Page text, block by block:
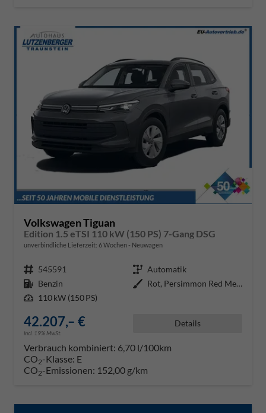
Volkswagen Tiguan
Edition 1.5 eTSI 110 kW (150 PS) 7-Gang DSG
unverbindliche Lieferzeit: 6 Wochen Neuwagen
Fahrzeugnr. 545591 Getriebe Automatik
Kraftstoff Benzin Außenfarbe
Rot, Persimmon Red Metallic (D3)
Leistung 110 kW (150 PS)
42.207,– €
incl. 19% MwSt.
Details
Verbrauch kombiniert: 6,70 l/100km
CO2-Klasse: E
CO2-Emissionen: 152,00 g/km